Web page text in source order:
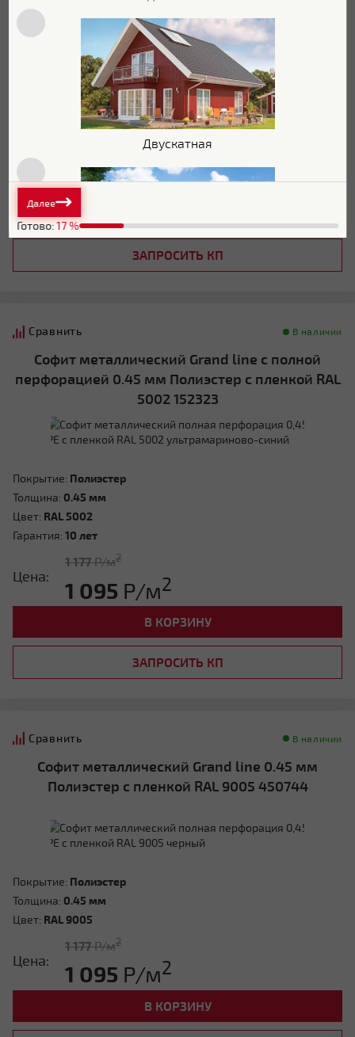
Полиэстер
0.45 мм
RAL 3005
10 лет
Цена:
1 095Р/м2
ЗАПРОСИТЬ КП
Сравнить В наличии
Софит металлический Grand line с полной
перфорацией 0.45 мм Полиэстер с пленкой RAL
5002 152323
Покрытие: Полиэстер
Толщина: 0.45 мм
Цвет: RAL 5002
Гарантия: 10 лет
Цена:
1 177Р/м2
1 095 Р/м2
В КОРЗИНУ
ЗАПРОСИТЬ КП
Сравнить В наличии
Софит металлический Grand line 0.45 мм
Полиэстер с пленкой RAL 9005 450744
Покрытие: Полиэстер
Толщина: 0.45 мм
Цвет: RAL 9005
Цена:
1 177Р/м2
1 095 Р/м2
В КОРЗИНУ
Двускатная
Четырехскатная вальмовая
Четырехскатная шатровая
Другой тип крыши
Готово:17%
Далее